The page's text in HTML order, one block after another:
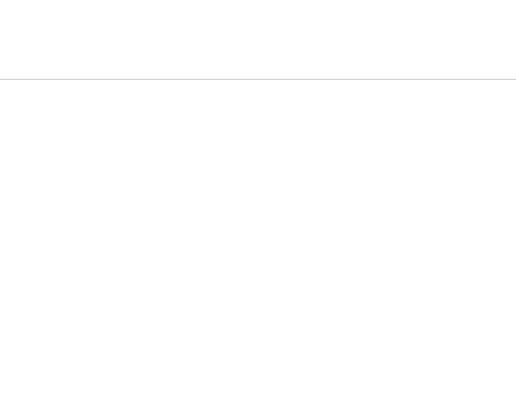
a hodí se například při čtení
obnovovací frekvence
je obraz při hraní her nebo
Má hodnotu 2600 nitů, což
světle. Navíc můžete tento
obrazovku tak můžete
technologií AMOLED a
používáte stejně jako
aplikace nebo například
skládací telefon s
velký, takže si hry, filmy a